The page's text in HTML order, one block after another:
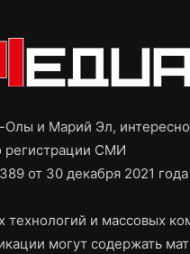
и Марий Эл,
регистрации СМИ
от 30 декабря 2021
технологий и массовых
могут содержать